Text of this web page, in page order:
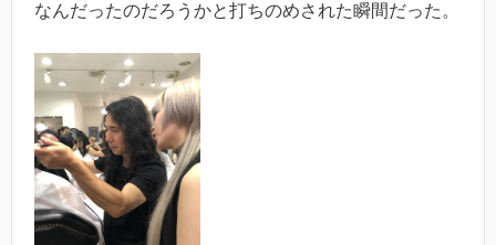
なんだったのだろうかと打ちのめされた瞬間だった。